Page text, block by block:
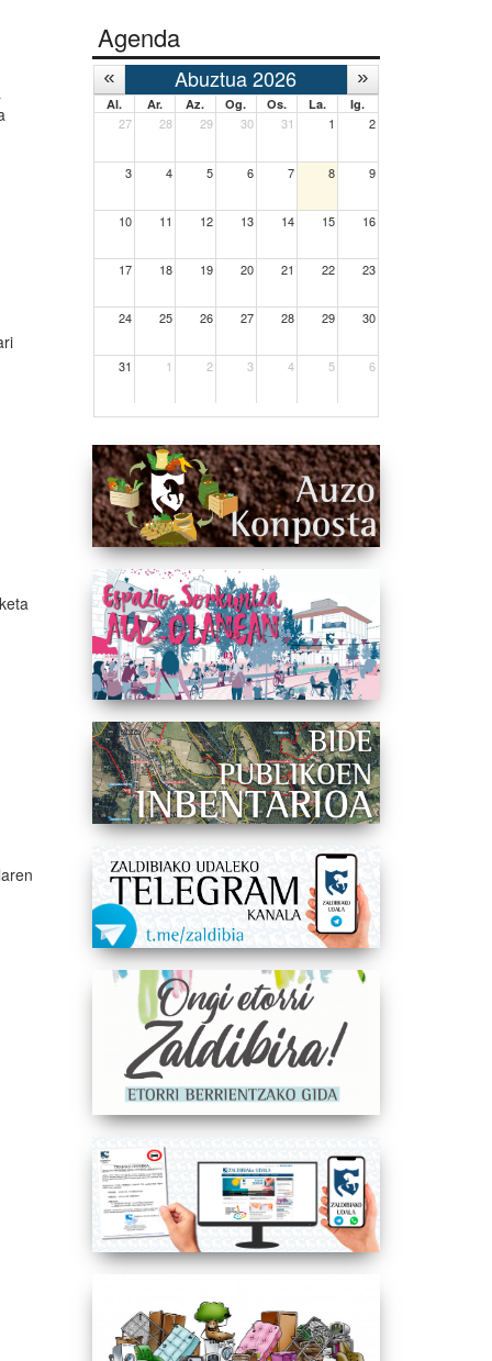
Agenda
Abuztua 2026
Al. Ar. Az. Og. Os. La. Ig.
27 28 29 30 31 1 2
3 4 5 6 7 8 9
10 11 12 13 14 15 16
17 18 19 20 21 22 23
24 25 26 27 28 29 30
31 1 2 3 4 5 6